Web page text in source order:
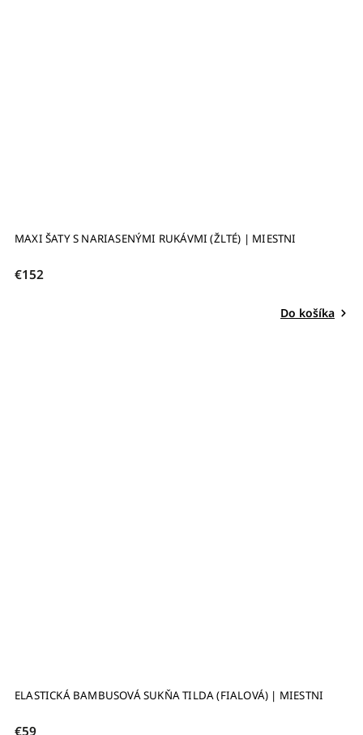
MAXI ŠATY S NARIASENÝMI RUKÁVMI (ŽLTÉ) | MIESTNI
€152
Do košíka
ELASTICKÁ BAMBUSOVÁ SUKŇA TILDA (FIALOVÁ) | MIESTNI
€59